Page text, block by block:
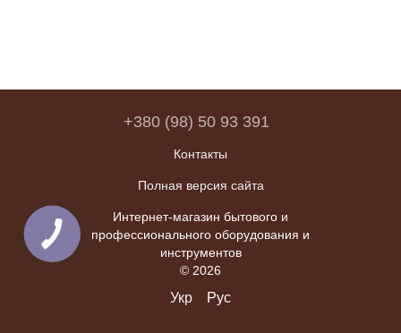
+380 (98) 50 93 391
Контакты
Полная версия сайта
Интернет-магазин бытового и
профессионального оборудования и
инструментов
© 2026
Укр Рус